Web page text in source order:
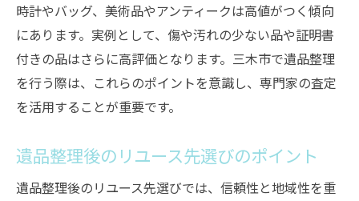
時計やバッグ、美術品やアンティークは高値がつく傾向
にあります。実例として、傷や汚れの少ない品や証明書
付きの品はさらに高評価となります。三木市で遺品整理
を行う際は、これらのポイントを意識し、専門家の査定
を活用することが重要です。
遺品整理後のリユース先選びのポイント
遺品整理後のリユース先選びでは、信頼性と地域性を重